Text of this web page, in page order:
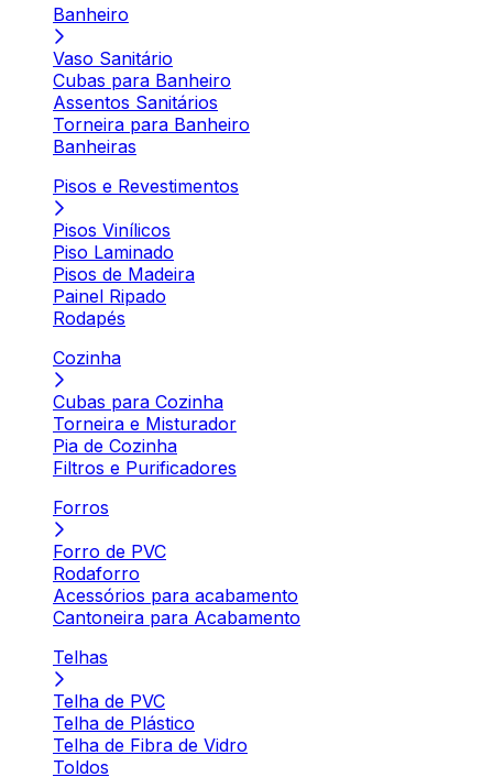
Banheiro
Vaso Sanitário
Cubas para Banheiro
Assentos Sanitários
Torneira para Banheiro
Banheiras
Pisos e Revestimentos
Pisos Vinílicos
Piso Laminado
Pisos de Madeira
Painel Ripado
Rodapés
Cozinha
Cubas para Cozinha
Torneira e Misturador
Pia de Cozinha
Filtros e Purificadores
Forros
Forro de PVC
Rodaforro
Acessórios para acabamento
Cantoneira para Acabamento
Telhas
Telha de PVC
Telha de Plástico
Telha de Fibra de Vidro
Toldos